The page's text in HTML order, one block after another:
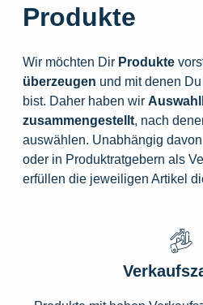
Produkte
Wir möchten Dir Produkte
überzeugen und mit denen
bist. Daher haben wir
zusammengestellt, nach
auswählen. Unabhängig
oder in Produktratgebern als
erfüllen die jeweiligen Artikel